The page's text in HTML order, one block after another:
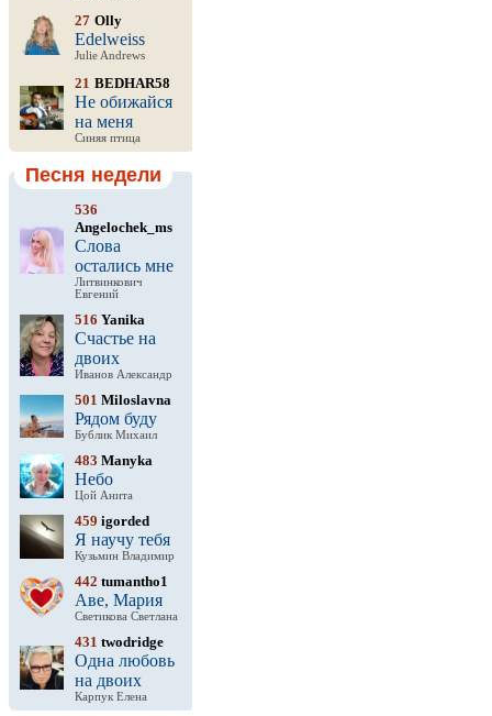
27 Olly
Edelweiss
Julie Andrews
21 BEDHAR58
Не обижайся
на меня
Синяя птица
Песня недели
536
Angelochek_ms
Слова
остались мне
Литвинкович
Евгений
516 Yanika
Счастье на
двоих
Иванов Александр
501 Miloslavna
Рядом буду
Бублик Михаил
483 Manyka
Небо
Цой Анита
459 igorded
Я научу тебя
Кузьмин Владимир
442 tumantho1
Аве, Мария
Светикова Светлана
431 twodridge
Одна любовь
на двоих
Карпук Елена